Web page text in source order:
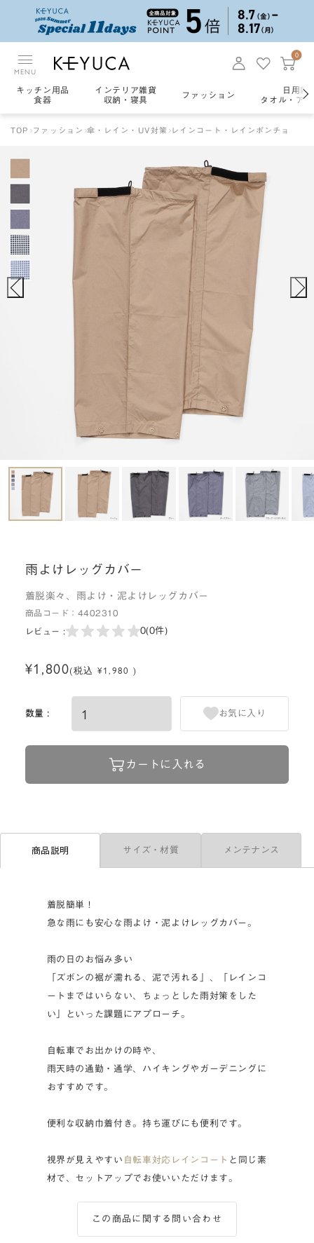
MENU
0
キッチン用品
食器
インテリア雑貨
収納・寝具
ファッション
日用雑
タオル・ア
TOP ファッション 傘・レイン・UV対策 レインコート・レインポンチョ
雨よけレッグカバー
着脱楽々、雨よけ・泥よけレッグカバー
商品コード： 4402310
レビュー : 0(0件)
¥1,800(税込 ¥1,980 )
数量 :
カートに入れる
お気に入り
商品説明 サイズ・材質 メンテナンス
着脱簡単！
急な雨にも安心な雨よけ・泥よけレッグカバー。
雨の日のお悩み多い
「ズボンの裾が濡れる、泥で汚れる」、「レインコ
ートまではいらない、ちょっとした雨対策をした
い」といった課題にアプローチ。
自転車でお出かけの時や、
雨天時の通勤・通学、ハイキングやガーデニングに
おすすめです。
便利な収納巾着付き。持ち運びにも便利です。
視界が見えやすい 自転車対応レインコート と同じ素
材で、セットアップでお使いいただけます。
この商品に関する問い合わせ